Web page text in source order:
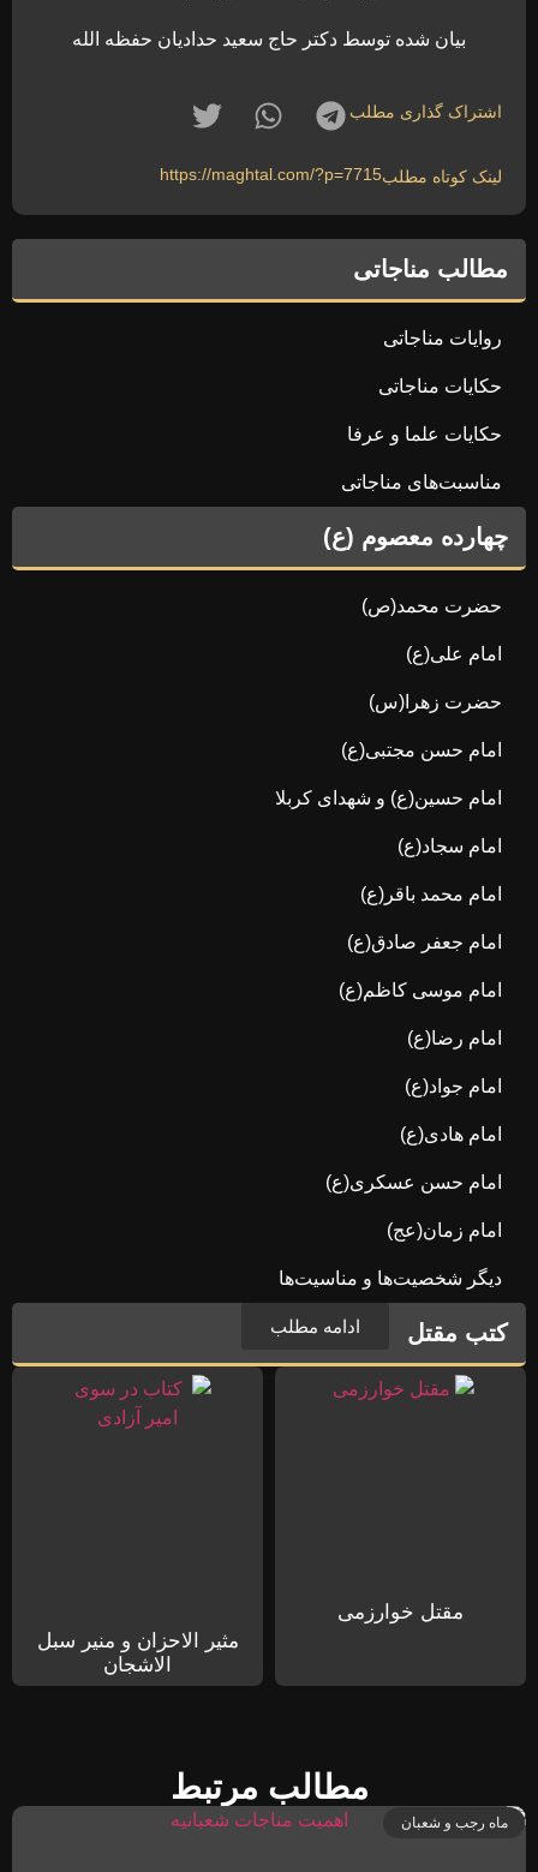
مطالب مناجاتی
روایات مناجاتی
حکایات مناجاتی
حکایات علما و عرفا
مناسبت‌های مناجاتی
چهارده معصوم (ع)
حضرت محمد(ص)
امام علی(ع)
حضرت زهرا(س)
امام حسن مجتبی(ع)
امام حسین(ع) و شهدای کربلا
امام سجاد(ع)
امام محمد باقر(ع)
امام جعفر صادق(ع)
امام موسی کاظم(ع)
امام رضا(ع)
امام جواد(ع)
امام هادی(ع)
امام حسن عسکری(ع)
امام زمان(عج)
دیگر شخصیت‌ها و مناسیت‌ها
کتب مقتل ادامه مطلب
مقتل خوارزمی
مثیر الاحزان و منیر سبل
الاشجان
بیان شده توسط دکتر حاج سعید حدادیان حفظه الله
اشتراک گذاری مطلب
لینک کوتاه مطلبhttps://maghtal.com/?p=7715
مطالب مرتبط
ماه رجب و شعبان